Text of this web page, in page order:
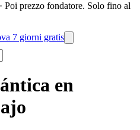
· Poi prezzo fondatore. Solo fino al
7 giorni gratis
en